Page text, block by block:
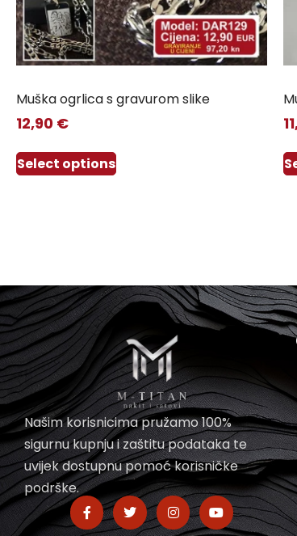
Muška ogrlica s gravurom slike
12,90 €
Select options
Našim korisnicima pružamo 100%
sigurnu kupnju i zaštitu podataka te
uvijek dostupnu pomoć korisničke
podrške.